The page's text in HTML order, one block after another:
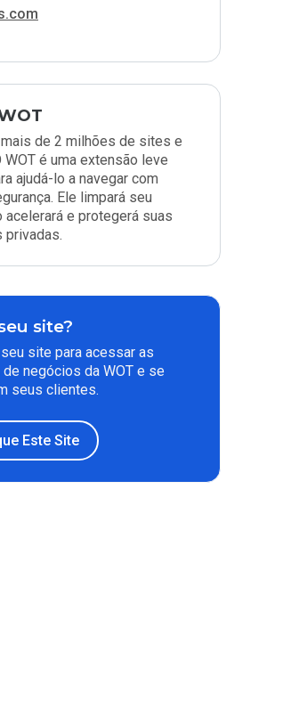
de 2 milhões de sites e
WOT é uma extensão leve
ajudá-lo a navegar com
Ele limpará seu
acelerará e protegerá suas
privadas.
site?
site para acessar as
negócios da WOT e se
seus clientes.
Este Site